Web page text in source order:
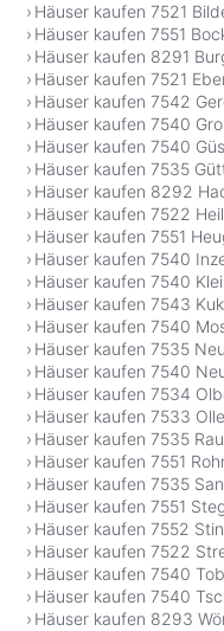
Häuser kaufen 7521
Häuser kaufen 7551
Häuser kaufen 8291
Häuser kaufen 7521
Häuser kaufen 7542
Häuser kaufen 7540
Häuser kaufen 7540
Häuser kaufen 7535
Häuser kaufen 8292
Häuser kaufen 7522
Häuser kaufen 7551
Häuser kaufen 7540
Häuser kaufen 7540
Häuser kaufen 7543
Häuser kaufen 7540
Häuser kaufen 7535
Häuser kaufen 7540
Häuser kaufen 7534
Häuser kaufen 7533
Häuser kaufen 7535
Häuser kaufen 7551
Häuser kaufen 7535
Häuser kaufen 7551
Häuser kaufen 7552
Häuser kaufen 7522
Häuser kaufen 7540
Häuser kaufen 7540
Häuser kaufen 8293